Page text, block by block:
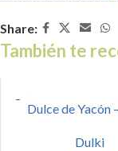
Share:
También te
Dulce de Yacón
Dulki